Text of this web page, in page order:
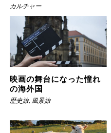
カルチャー
映画の舞台になった憧れ
の海外国
歴史旅, 風景旅